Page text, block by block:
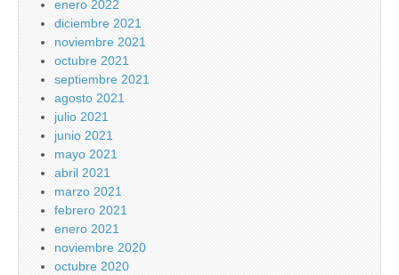
enero 2022
diciembre 2021
noviembre 2021
octubre 2021
septiembre 2021
agosto 2021
julio 2021
junio 2021
mayo 2021
abril 2021
marzo 2021
febrero 2021
enero 2021
noviembre 2020
octubre 2020